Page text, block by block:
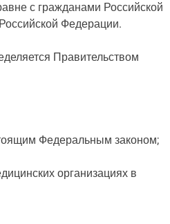
с гражданами Российской
Федерации.
Правительством
Федеральным законом;
организациях в